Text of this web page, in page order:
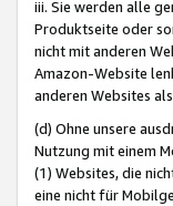
iii. Sie werden alle
Produktseite oder
nicht mit anderen
Amazon-Website
anderen Websites
(d) Ohne unsere
Nutzung mit einem
(1) Websites, die
eine nicht für